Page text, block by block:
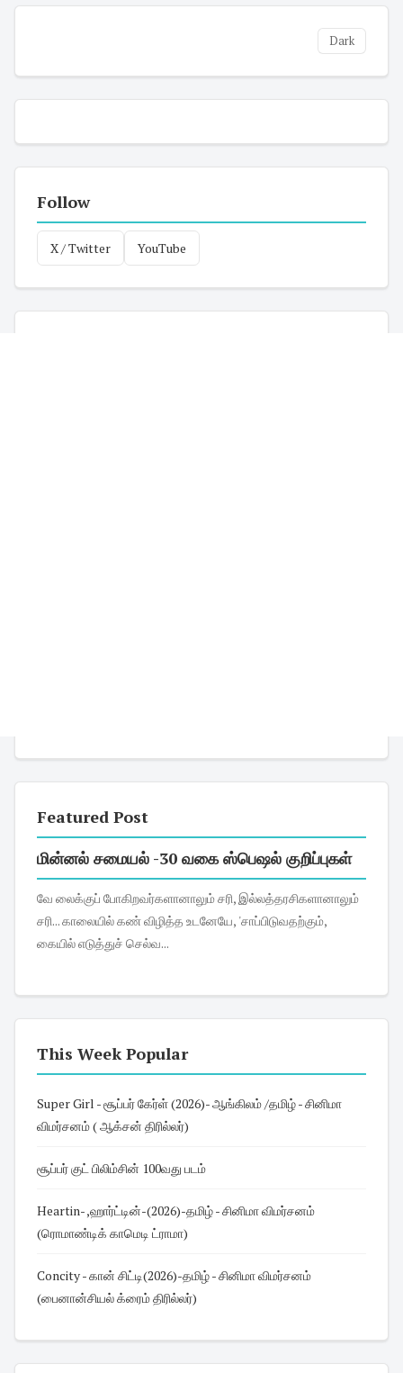
Dark
Follow
X / Twitter YouTube
Featured Post
மின்னல் சமையல் -30 வகை ஸ்பெஷல் குறிப்புகள்
வே லைக்குப் போகிறவர்களானாலும் சரி, இல்லத்தரசிகளானாலும்
சரி... காலையில் கண் விழித்த உடனேயே, 'சாப்பிடுவதற்கும்,
கையில் எடுத்துச் செல்வ...
This Week Popular
Super Girl - சூப்பர் கேர்ள் (2026)- ஆங்கிலம் /தமிழ் - சினிமா
விமர்சனம் ( ஆக்சன் திரில்லர்)
சூப்பர் குட் பிலிம்சின் 100வது படம்
Heartin- ,ஹார்ட்டின்-(2026)-தமிழ் - சினிமா விமர்சனம்
(ரொமாண்டிக் காமெடி ட்ராமா)
Concity - கான் சிட்டி(2026)-தமிழ் - சினிமா விமர்சனம்
(பைனான்சியல் க்ரைம் திரில்லர்)